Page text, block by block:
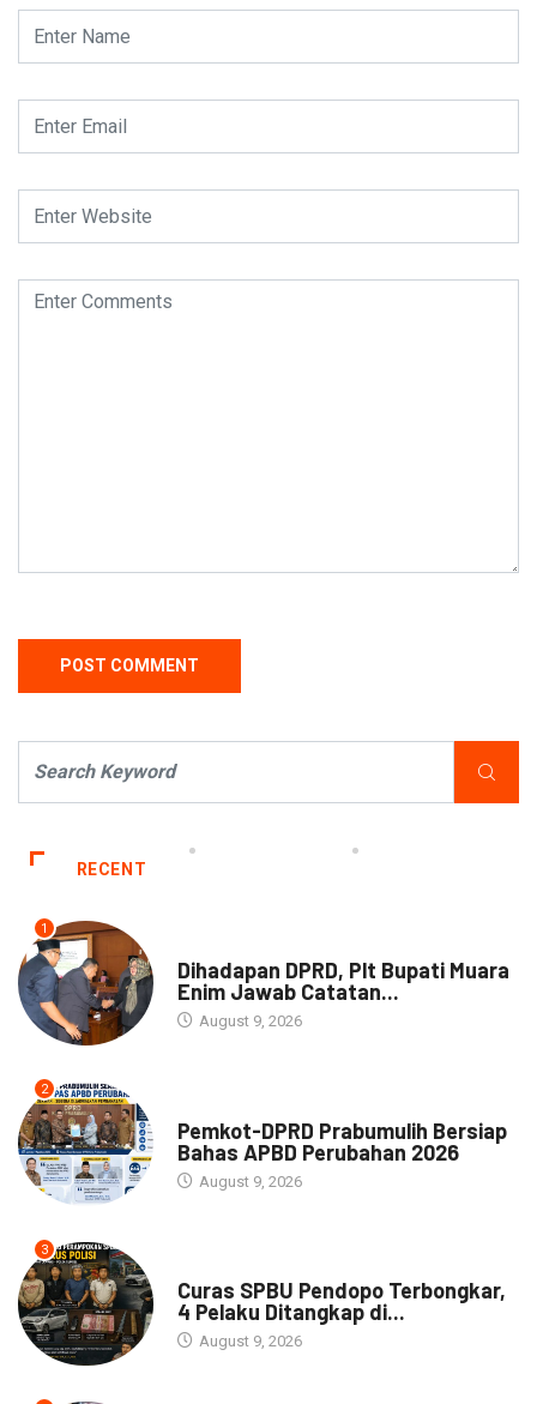
RECENT
1
Dihadapan DPRD, Plt Bupati Muara
Enim Jawab Catatan...
August 9, 2026
2
Pemkot-DPRD Prabumulih Bersiap
Bahas APBD Perubahan 2026
August 9, 2026
3
Curas SPBU Pendopo Terbongkar,
4 Pelaku Ditangkap di...
August 9, 2026